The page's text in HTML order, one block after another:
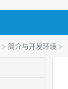
> 简介与开发环境 >